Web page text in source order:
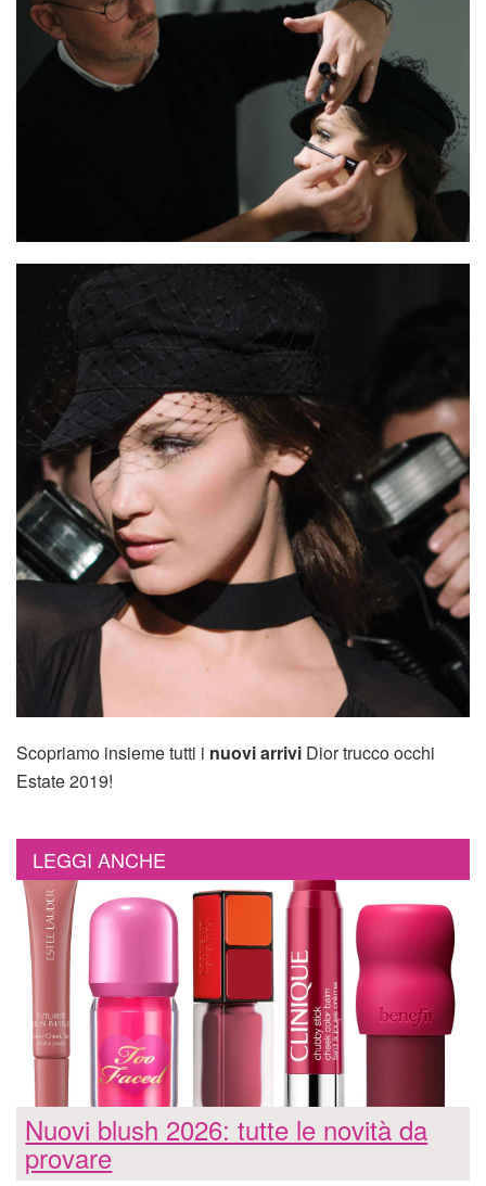
Scopriamo insieme tutti i nuovi arrivi Dior trucco occhi
Estate 2019!
LEGGI ANCHE
Nuovi blush 2026: tutte le novità da
provare